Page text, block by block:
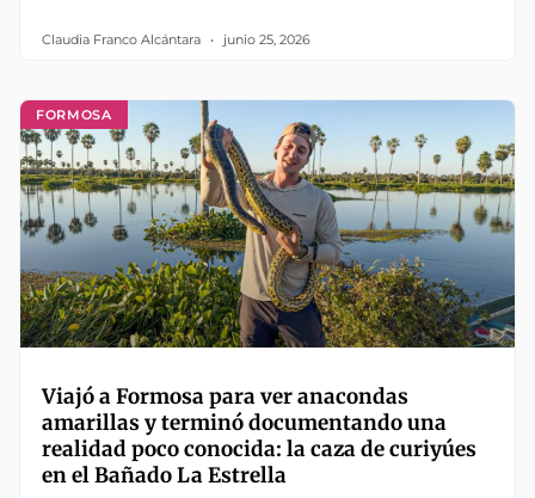
Claudia Franco Alcántara junio 25, 2026
FORMOSA
Viajó a Formosa para ver anacondas
amarillas y terminó documentando una
realidad poco conocida: la caza de curiyúes
en el Bañado La Estrella